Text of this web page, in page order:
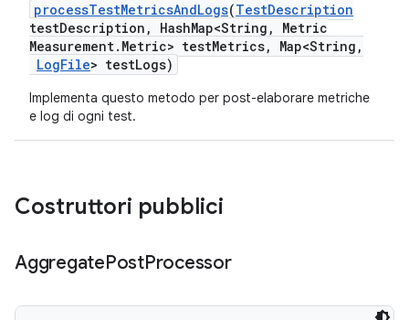
processTestMetricsAndLogs(TestDescription
testDescription , HashMap<String ,
Metric
Measurement. Metric> testMetrics, Map<String ,
LogFile> testLogs)
Implementa questo metodo per post-elaborare metriche
e log di ogni test.
Costruttori pubblici
AggregatePostProcessor